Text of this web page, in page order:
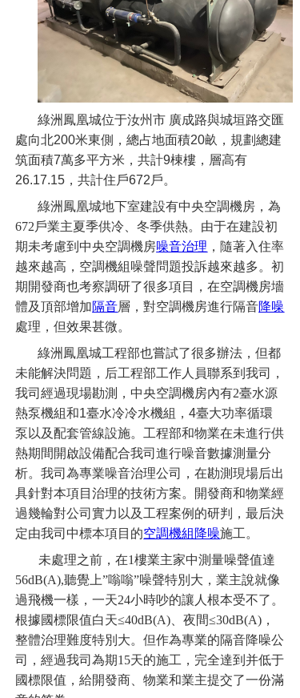
綠洲鳳凰城位于汝州市 廣成路與城垣路交匯
處向北200米東側 ，總占地面積20畝，規劃總建
筑面積7萬多平方米 ，共計9棟樓，層高有
26.17.15 ，共計住戶672戶。
綠洲鳳凰城地下室建設有中央空調機房，為
672戶業主夏季供冷、冬季供熱。由于在建設初
期未考慮到中央空調機房噪音治理 ，隨著入住率
越來越高，空調機組噪聲問題投訴越來越多。初
期開發商也考察調研了很多項目，在空調機房墻
體及頂部增加隔音層，對空調機房進行隔音降噪
處理，但效果甚微。
綠洲鳳凰城工程部也嘗試了很多辦法，但都
未能解決問題，后工程部工作人員聯系到我司，
我司經過現場勘測，中央空調機房內有2臺水源
熱泵機組和1臺水冷冷水機組，4臺大功率循環
泵以及配套管線設施。工程部和物業在未進行供
熱期間開啟設備配合我司進行噪音數據測量分
析。我司為專業噪音治理公司，在勘測現場后出
具針對本項目治理的技術方案。開發商和物業經
過幾輪對公司實力以及工程案例的研判，最后決
定由我司中標本項目的空調機組降噪施工。
未處理之前，在1樓業主家中測量噪聲值達
56dB(A),聽覺上”嗡嗡”噪聲特別大，業主說就像
過飛機一樣，一天24小時吵的讓人根本受不了。
根據國標限值白天≤40dB(A)、夜間≤30dB(A)，
整體治理難度特別大。但作為專業的隔音降噪公
司，經過我司為期15天的施工，完全達到并低于
國標限值，給開發商、物業和業主提交了一份滿